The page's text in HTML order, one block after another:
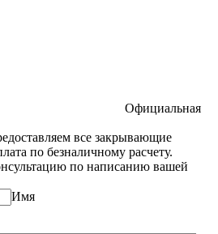
Официальная
все закрывающие
по безналичному расчету.
по написанию вашей
Имя